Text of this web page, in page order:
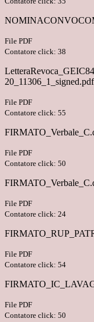
File PDF
Contatore click: 38
20_11306_1_signed.pdf
File PDF
Contatore click: 55
File PDF
Contatore click: 50
File PDF
Contatore click: 24
File PDF
Contatore click: 54
File PDF
Contatore click: 50